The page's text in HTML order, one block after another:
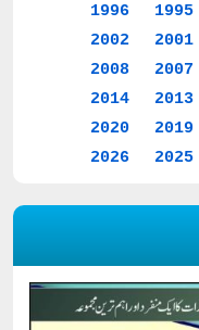
1995
1996
2001
2002
2007
2008
2013
2014
2019
2020
2025
2026